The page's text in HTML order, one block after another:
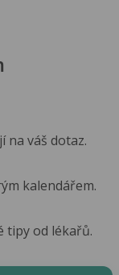
na váš dotaz.
kalendářem.
tipy od lékařů.